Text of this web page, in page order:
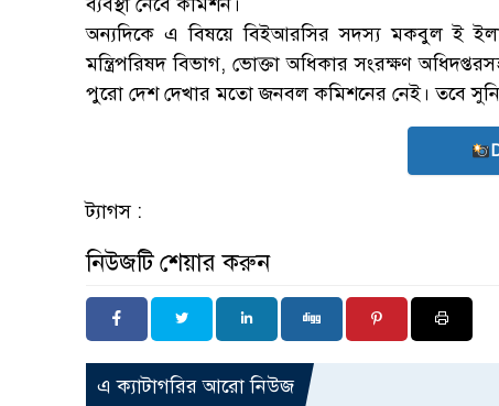
অন্যদিকে এ বিষয়ে বিইআরসির সদস্য মকবুল ই
মন্ত্রিপরিষদ বিভাগ, ভোক্তা অধিকার সংরক্ষণ
পুরো দেশ দেখার মতো জনবল কমিশনের নেই। তবে
ট্যাগস :
নিউজটি শেয়ার করুন
এ ক্যাটাগরির আরো নিউজ